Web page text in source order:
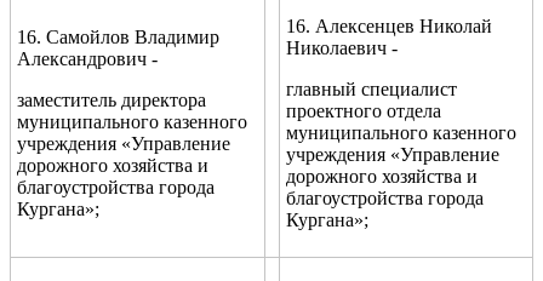
16. Самойлов Владимир
Александрович -
заместитель директора
муниципального казенного
учреждения «Управление
дорожного хозяйства и
благоустройства города
Кургана»;
16. Алексенцев Николай
Николаевич -
главный специалист
проектного отдела
муниципального казенного
учреждения «Управление
дорожного хозяйства и
благоустройства города
Кургана»;